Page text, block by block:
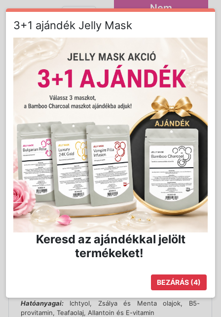
Mennyiség: db
Nem
vásárolható!
Részletes Leírás
Ichtyolos Biogél 250 ml
Zsíros, vízhiányos bőr esetén az arc fénytelen, felülete
kiszárad, gyakran hámlik és feszül. Ez a hatóanyagokban
rendkívül gazdag gél már néhány kezelés alkalmával kifejti
faggyúmirigy-normalizáló hatását. Sebgyógyító,
gyulladáscsökkentő és fertőtlenítő hatással is
rendelkezik, enyhíti a bőrpírt és gyorsítja a sebek
hegesedését. Iontoforézissel vagy ultrahanggal vihetjük
be a bőr mélyebb rétegeibe, de hűsítő, nyugtató
pakolásként is alkalmazhatjuk. Seborrhoeás, aknés
bőrökre, túlzott faggyúmirigy-termelődéses, száraz
bőrtípusokra ajánlott.
A gél normalizálja a túlzott faggyúelválasztás miatt zsíros,
aknés bőrt, enyhíti a bőrpírt és gyorsítja a sebek
kezelésekhez ajánljuk, de bőrnyugtató pakolásként is
alkalmazható köszönhetően növényi hatóanyagokban
Hatóanyagai: Ichtyol, Zsálya és Menta olajok, B5-
provitamin, Teafaolaj, Allantoin és E-vitamin
3+1 ajándék Jelly Mask
Keresd az ajándékkal jelölt
termékeket!
BEZÁRÁS (4)